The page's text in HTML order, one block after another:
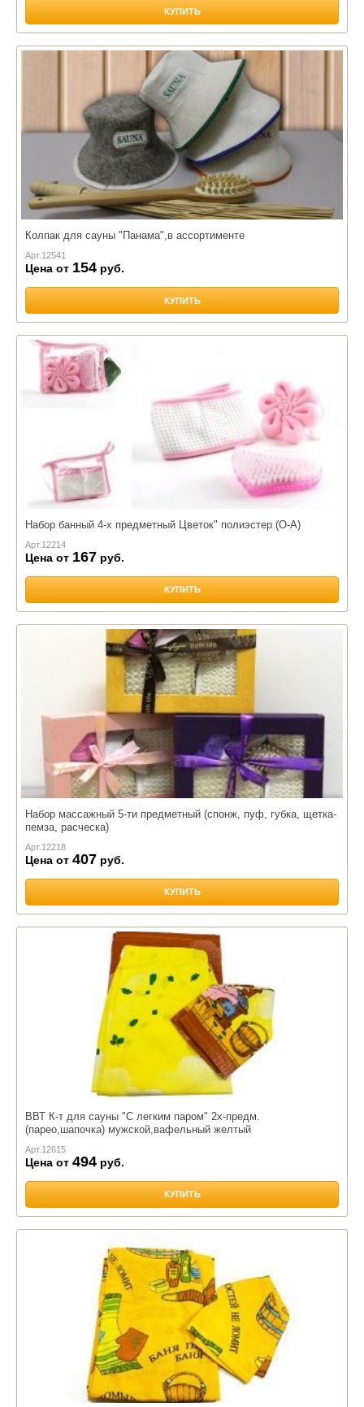
КУПИТЬ
Колпак для сауны "Панама",в ассортименте
Арт. 12541
Цена от 154 руб.
КУПИТЬ
Набор банный 4-х предметный Цветок" полиэстер (О-А)
Арт. 12214
Цена от 167 руб.
КУПИТЬ
Набор массажный 5-ти предметный (спонж, пуф, губка, щетка-
пемза, расческа)
Арт. 12218
Цена от 407 руб.
КУПИТЬ
ВВТ К-т для сауны "С легким паром" 2х-предм.
(парео,шапочка) мужской,вафельный желтый
Арт. 12615
Цена от 494 руб.
КУПИТЬ